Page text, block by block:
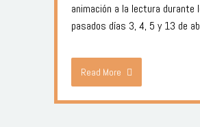
animación a la lectura durante
pasados días 3, 4, 5 y 13 de
Read More